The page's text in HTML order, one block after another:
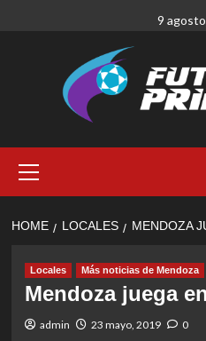
9
Menu
HOME LOCALES MENDOZA
Locales Más noticias de Mendoza
Mendoza juega
admin 23 mayo, 2019 0